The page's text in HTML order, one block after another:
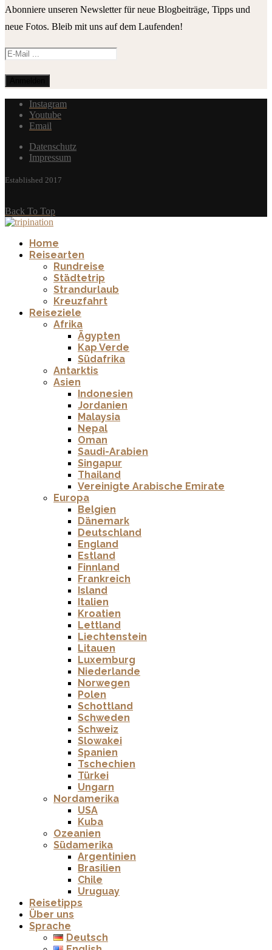
Abonniere unseren Newsletter für neue Blogbeiträge, Tipps und
neue Fotos. Bleib mit uns auf dem Laufenden!
Instagram
Youtube
Email
Datenschutz
Impressum
Established 2017
Back To Top
Home
Reisearten
Rundreise
Städtetrip
Strandurlaub
Kreuzfahrt
Reiseziele
Afrika
Ägypten
Kap Verde
Südafrika
Antarktis
Asien
Indonesien
Jordanien
Malaysia
Nepal
Oman
Saudi-Arabien
Singapur
Thailand
Vereinigte Arabische Emirate
Europa
Belgien
Dänemark
Deutschland
England
Estland
Finnland
Frankreich
Island
Italien
Kroatien
Lettland
Liechtenstein
Litauen
Luxemburg
Niederlande
Norwegen
Polen
Schottland
Schweden
Schweiz
Slowakei
Spanien
Tschechien
Türkei
Ungarn
Nordamerika
USA
Kuba
Ozeanien
Südamerika
Argentinien
Brasilien
Chile
Uruguay
Reisetipps
Über uns
Sprache
Deutsch